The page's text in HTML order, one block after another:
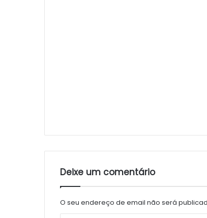
Deixe um comentário
O seu endereço de email não será